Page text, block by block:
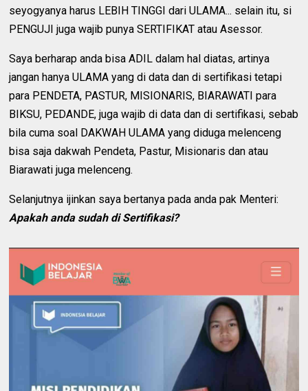
seyogyanya harus LEBIH TINGGI dari ULAMA... selain itu, si
PENGUJI juga wajib punya SERTIFIKAT atau Asessor.
Saya berharap anda bisa ADIL dalam hal diatas, artinya
jangan hanya ULAMA yang di data dan di sertifikasi tetapi
para PENDETA, PASTUR, MISIONARIS, BIARAWATI para
BIKSU, PEDANDE, juga wajib di data dan di sertifikasi, sebab
bila cuma soal DAKWAH ULAMA yang diduga melenceng
bisa saja dakwah Pendeta, Pastur, Misionaris dan atau
Biarawati juga melenceng.
Selanjutnya ijinkan saya bertanya pada anda pak Menteri:
Apakah anda sudah di Sertifikasi?